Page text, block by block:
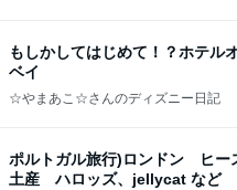
もしかしてはじめて！？ホテル
ベイ
☆やまあこ☆さんのディズニー日記
ポルトガル旅行)ロンドン ヒー
土産 ハロッズ、jellycat など